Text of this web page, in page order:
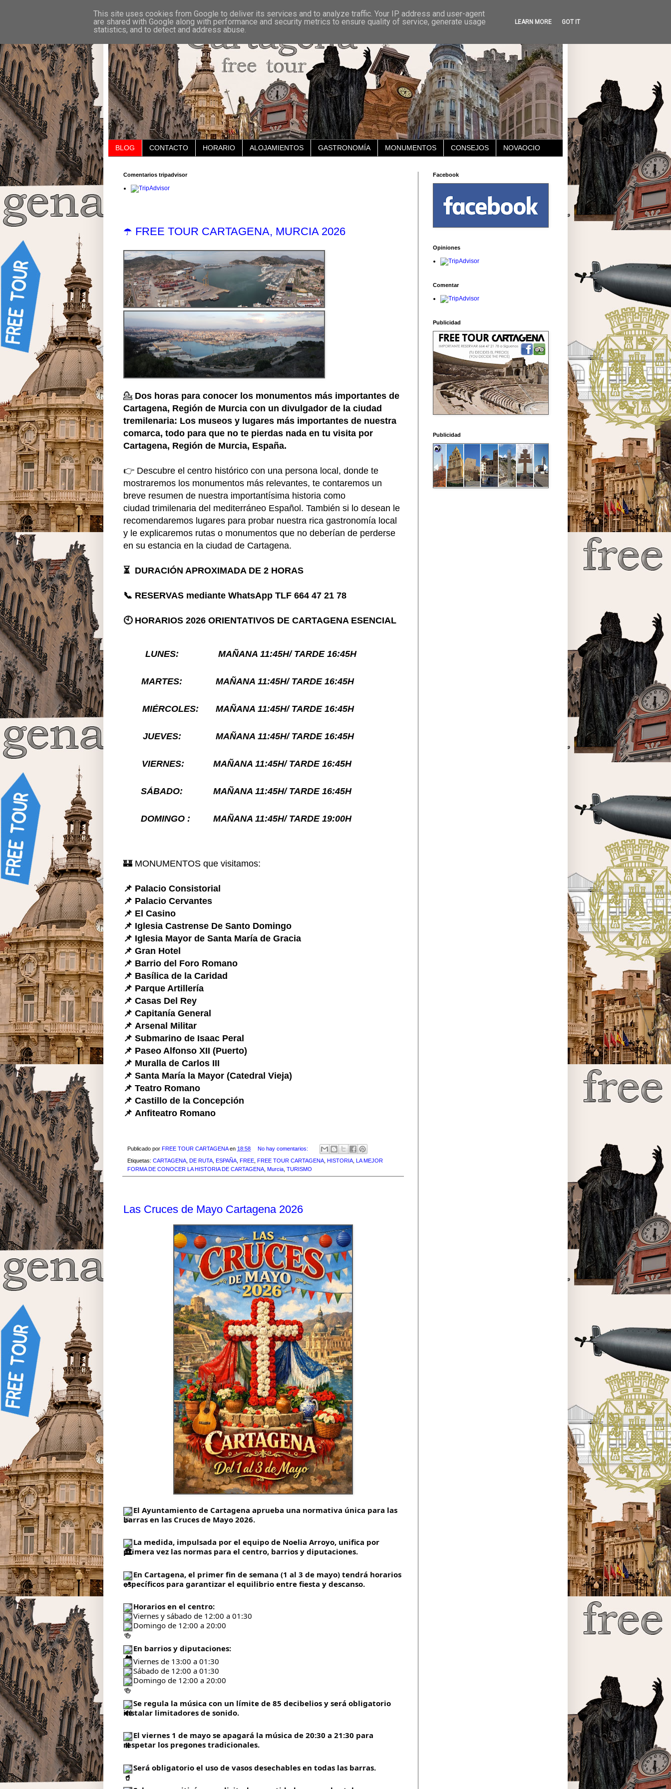
BLOG CONTACTO HORARIO ALOJAMIENTOS GASTRONOMÍA MONUMENTOS CONSEJOS NOVAOCIO
Comentarios tripadvisor
☂️ FREE TOUR CARTAGENA, MURCIA 2026
💁 Dos horas para conocer los monumentos más importantes de
Cartagena, Región de Murcia con un divulgador de la ciudad
tremilenaria: Los museos y lugares más importantes de nuestra
comarca, todo para que no te pierdas nada en tu visita por
Cartagena, Región de Murcia, España.
👉 Descubre el centro histórico con una persona local, donde te
mostraremos los monumentos más relevantes, te contaremos un
breve resumen de nuestra importantísima historia como
ciudad trimilenaria del mediterráneo Español. También si lo desean le
recomendaremos lugares para probar nuestra rica gastronomía local
y le explicaremos rutas o monumentos que no deberían de perderse
en su estancia en la ciudad de Cartagena.
⏳ DURACIÓN APROXIMADA DE 2 HORAS
📞 RESERVAS mediante WhatsApp TLF 664 47 21 78
🕙 HORARIOS 2026 ORIENTATIVOS DE CARTAGENA ESENCIAL
LUNES: MAÑANA 11:45H/ TARDE 16:45H
MARTES: MAÑANA 11:45H/ TARDE 16:45H
MIÉRCOLES: MAÑANA 11:45H/ TARDE 16:45H
JUEVES: MAÑANA 11:45H/ TARDE 16:45H
VIERNES: MAÑANA 11:45H/ TARDE 16:45H
SÁBADO: MAÑANA 11:45H/ TARDE 16:45H
DOMINGO : MAÑANA 11:45H/ TARDE 19:00H
🏰 MONUMENTOS que visitamos:
📌 Palacio Consistorial
📌 Palacio Cervantes
📌 El Casino
📌 Iglesia Castrense De Santo Domingo
📌 Iglesia Mayor de Santa María de Gracia
📌 Gran Hotel
📌 Barrio del Foro Romano
📌 Basílica de la Caridad
📌 Parque Artillería
📌 Casas Del Rey
📌 Capitanía General
📌 Arsenal Militar
📌 Submarino de Isaac Peral
📌 Paseo Alfonso XII (Puerto)
📌 Muralla de Carlos III
📌 Santa María la Mayor (Catedral Vieja)
📌 Teatro Romano
📌 Castillo de la Concepción
📌 Anfiteatro Romano
Publicado por FREE TOUR CARTAGENA en 18:58 No hay comentarios:
Etiquetas: CARTAGENA DE RUTA ESPAÑA FREE FREE TOUR CARTAGENA HISTORIA LA MEJOR
FORMA DE CONOCER LA HISTORIA DE CARTAGENA Murcia TURISMO
Las Cruces de Mayo Cartagena 2026
El Ayuntamiento de Cartagena aprueba una normativa única para las
barras en las Cruces de Mayo 2026.
La medida, impulsada por el equipo de Noelia Arroyo, unifica por
primera vez las normas para el centro, barrios y diputaciones.
En Cartagena, el primer fin de semana (1 al 3 de mayo) tendrá horarios
específicos para garantizar el equilibrio entre fiesta y descanso.
Horarios en el centro:
Viernes y sábado de 12:00 a 01:30
Domingo de 12:00 a 20:00
En barrios y diputaciones:
Viernes de 13:00 a 01:30
Sábado de 12:00 a 01:30
Domingo de 12:00 a 20:00
Se regula la música con un límite de 85 decibelios y será obligatorio
instalar limitadores de sonido.
El viernes 1 de mayo se apagará la música de 20:30 a 21:30 para
respetar los pregones tradicionales.
Será obligatorio el uso de vasos desechables en todas las barras.
Facebook
Opiniones
Comentar
Publicidad
Publicidad
This site uses cookies from Google to deliver its services and to analyze traffic. Your IP address and user-agent
are shared with Google along with performance and security metrics to ensure quality of service, generate usage
statistics, and to detect and address abuse.
LEARN MORE GOT IT